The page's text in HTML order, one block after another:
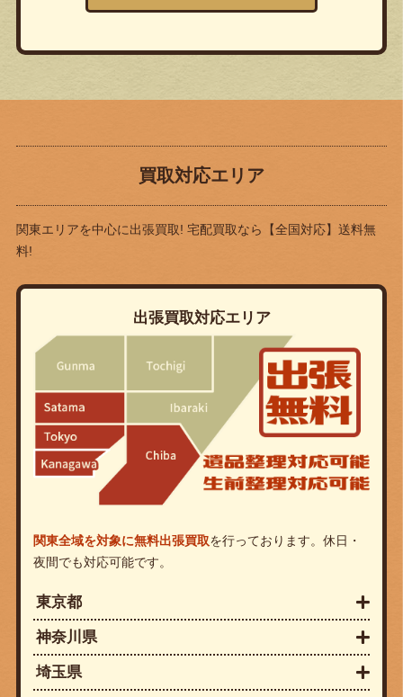
買取対応エリア
関東エリアを中心に出張買取! 宅配買取なら
【全国対応】送料無
料!
出張買取対応エリア
関東全域を対象に無料出張買取を行っております。休日・
夜間でも対応可能です。
東京都
神奈川県
埼玉県